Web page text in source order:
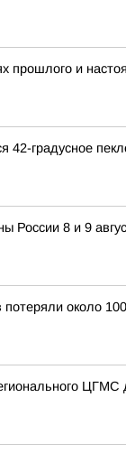
прошлого и
42-градусное
России 8 и 9
около
ЦГМС